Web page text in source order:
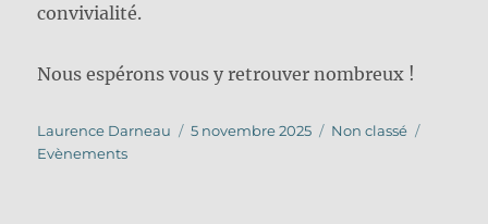
convivialité.
Nous espérons vous y retrouver nombreux !
Auteur
Laurence Darneau
Publié
5 novembre 2025 Catégories
Non classé
Evènements